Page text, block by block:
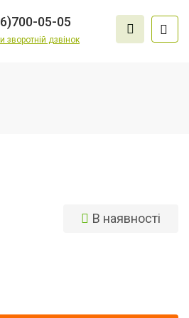
700-05-05
зворотній дзвінок
В наявності